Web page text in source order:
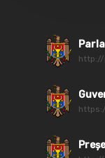
http://